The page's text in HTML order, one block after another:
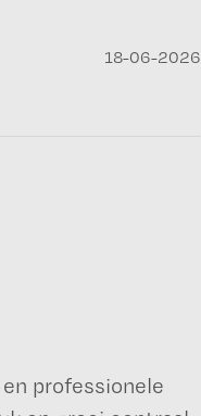
18-06-2026
professionele